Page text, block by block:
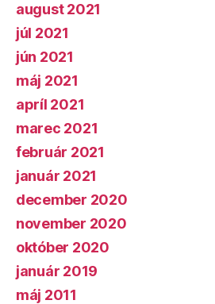
august 2021
júl 2021
jún 2021
máj 2021
apríl 2021
marec 2021
február 2021
január 2021
december 2020
november 2020
október 2020
január 2019
máj 2011